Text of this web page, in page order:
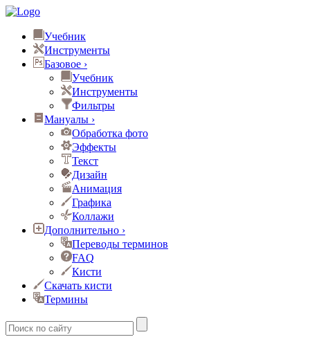
Учебник
Инструменты
Базовое ›
Учебник
Инструменты
Фильтры
Мануалы ›
Обработка фото
Эффекты
Текст
Дизайн
Анимация
Графика
Коллажи
Дополнительно ›
Переводы терминов
FAQ
Кисти
Скачать кисти
Термины